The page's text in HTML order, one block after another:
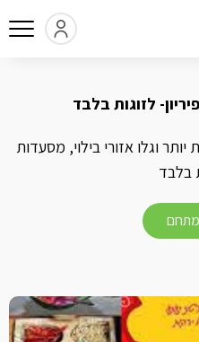
לזוגות בלבד
וגלו אזורי בילוי, מסעדות
בלבד